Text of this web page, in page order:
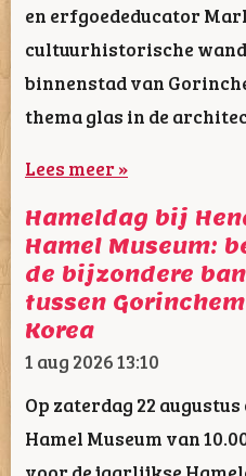
en erfgoededucator
cultuurhistorische
binnenstad van
thema glas in de
Lees meer »
Hameldag bij
Hamel Museum:
de bijzondere
tussen
Korea
1 aug 202613:10
Op zaterdag 22
Hamel Museum van